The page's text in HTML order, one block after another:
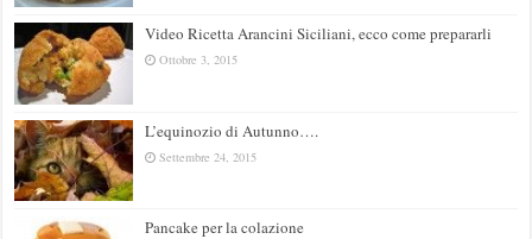
Video Ricetta Arancini Siciliani, ecco come prepararli
Ottobre 3, 2015
L’equinozio di Autunno….
Settembre 24, 2015
Pancake per la colazione